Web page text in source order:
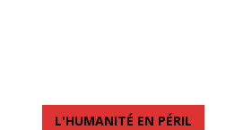
L'HUMANITÉ EN PÉRIL